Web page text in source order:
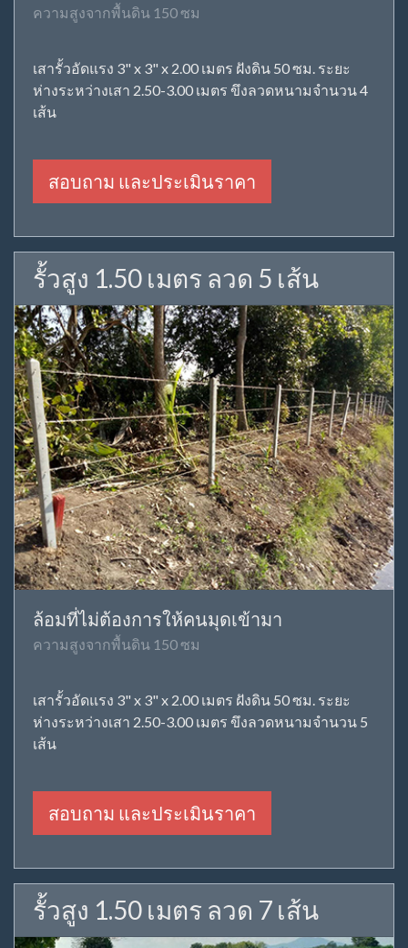
ความสูงจากพื้นดิน 150 ซม
เสารั้วอัดแรง 3" x 3" x 2.00 เมตร ฝังดิน 50 ซม. ระยะ
ห่างระหว่างเสา 2.50-3.00 เมตร ขึงลวดหนามจำนวน 4
เส้น
สอบถาม และประเมินราคา
รั้วสูง 1.50 เมตร ลวด 5 เส้น
ล้อมที่ไม่ต้องการให้คนมุดเข้ามา
ความสูงจากพื้นดิน 150 ซม
เสารั้วอัดแรง 3" x 3" x 2.00 เมตร ฝังดิน 50 ซม. ระยะ
ห่างระหว่างเสา 2.50-3.00 เมตร ขึงลวดหนามจำนวน 5
เส้น
สอบถาม และประเมินราคา
รั้วสูง 1.50 เมตร ลวด 7 เส้น